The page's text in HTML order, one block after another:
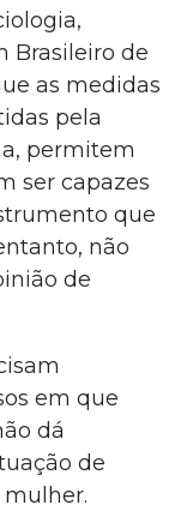
Brasileiro de
as medidas
pela
permitem
ser capazes
que
não
de
em que
dá
de